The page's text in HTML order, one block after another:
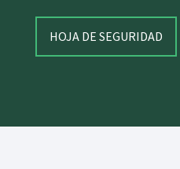
HOJA DE SEGURIDAD